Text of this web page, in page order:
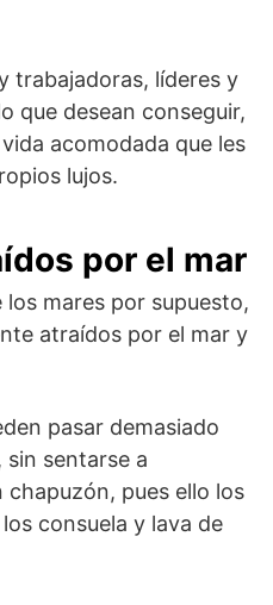
trabajadoras, líderes y
que desean conseguir,
acomodada que les
lujos.
por el mar
los mares por supuesto,
atraídos por el mar y
pasar demasiado
sin sentarse a
pues ello los
consuela y lava de